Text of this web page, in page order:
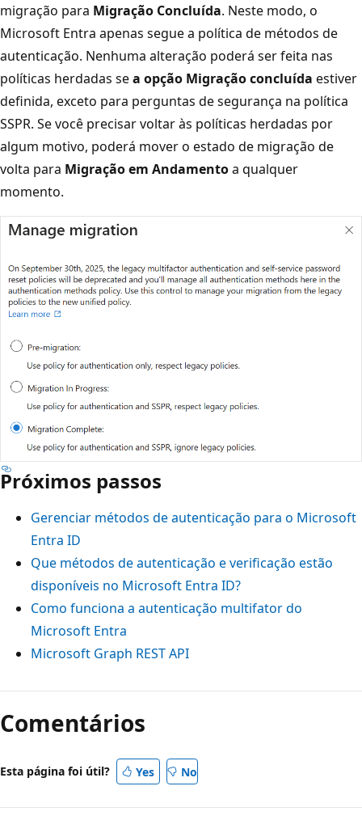
migração para Migração Concluída. Neste modo, o
Microsoft Entra apenas segue a política de métodos de
autenticação. Nenhuma alteração poderá ser feita nas
políticas herdadas sea opção Migração concluída estiver
definida, exceto para perguntas de segurança na política
SSPR. Se você precisar voltar às políticas herdadas por
algum motivo, poderá mover o estado de migração de
volta para Migração em Andamentoa qualquer
momento.
Próximos passos
Gerenciar métodos de autenticação para o Microsoft
Entra ID
Que métodos de autenticação e verificação estão
disponíveis no Microsoft Entra ID?
Como funciona a autenticação multifator do
Microsoft Entra
Microsoft Graph REST API
Comentários
Esta página foi útil? Yes No